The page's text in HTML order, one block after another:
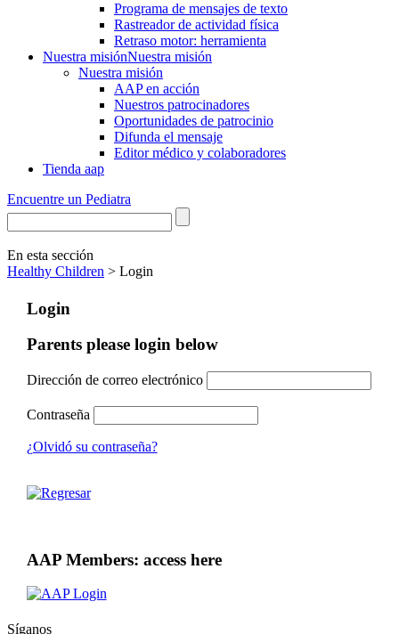
Programa de mensajes de texto
Rastre​​ador de activida​d física
Retraso motor: herramienta
Nuestra misiónNuestra misión
Nuestra misión
AAP en acción
Nuestros patrocinadores
Oportunidades de patrocinio
Difunda el mensaje
Editor médico y colaboradores
Tienda aap
Encuentre un Pediatra
En esta sección
Healthy Children > Login
Login
Parents please login below
Dirección de correo electrónico
Contraseña
¿Olvidó su contraseña?
AAP Members: access here
Síganos